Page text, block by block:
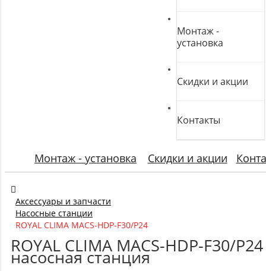
Монтаж -
установка
Скидки и акции
Контакты
Монтаж - установка Скидки и акции
Аксессуары и запчасти
Насосные станции
ROYAL CLIMA MACS-HDP-F30/P24
ROYAL CLIMA MACS-HDP-F30/P24
насосная станция